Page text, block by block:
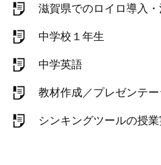
滋賀県でのロイロ導入
中学校１年生
中学英語
教材作成／プレゼンテ
シンキングツールの授業